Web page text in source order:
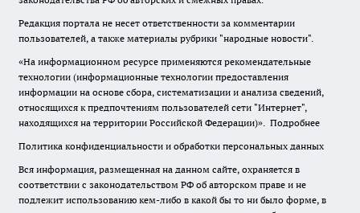
Редакция портала не несет ответственности за комментарии
пользователей, а также материалы рубрики "народные новости".
«На информационном ресурсе применяются рекомендательные
технологии (информационные технологии предоставления
информации на основе сбора, систематизации и анализа сведений,
относящихся к предпочтениям пользователей сети "Интернет",
находящихся на территории Российской Федерации)». Подробнее
Политика конфиденциальности и обработки персональных данных
Вся информация, размещенная на данном сайте, охраняется в
соответствии с законодательством РФ об авторском праве и не
подлежит использованию кем-либо в какой бы то ни было форме, в